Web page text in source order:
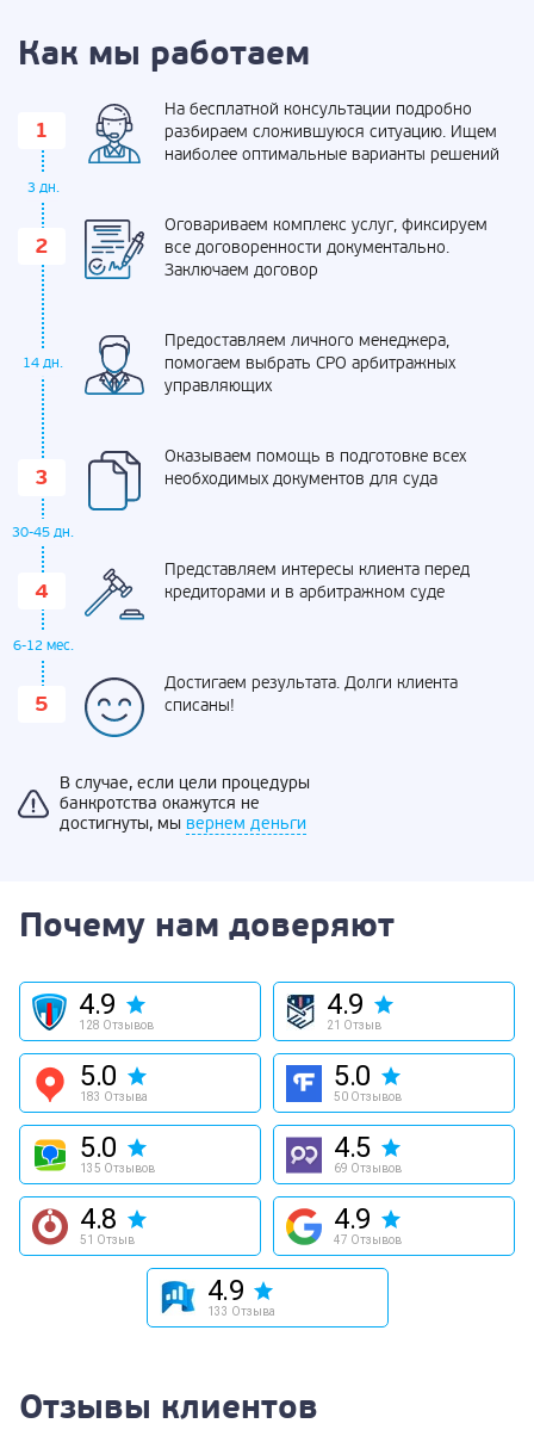
Как мы работаем
3 дн.
На бесплатной консультации подробно
разбираем сложившуюся ситуацию. Ищем
наиболее оптимальные варианты решений
Оговариваем комплекс услуг, фиксируем
все договоренности документально.
Заключаем договор
14 дн.
Предоставляем личного менеджера,
помогаем выбрать СРО арбитражных
управляющих
30-45 дн.
Оказываем помощь в подготовке всех
необходимых документов для суда
6-12 мес.
Представляем интересы клиента перед
кредиторами и в арбитражном суде
Достигаем результата. Долги клиента
списаны!
В случае, если цели процедуры
банкротства окажутся не
достигнуты, мы вернем деньги
Почему нам доверяют
4.9
128 Отзывов
4.9
21 Отзыв
5.0
183 Отзыва
5.0
50 Отзывов
5.0
135 Отзывов
4.5
69 Отзывов
4.8
51 Отзыв
4.9
47 Отзывов
4.9
133 Отзыва
Отзывы клиентов